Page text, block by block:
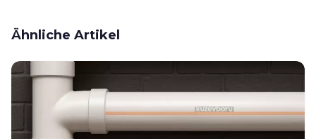
Ähnliche Artikel